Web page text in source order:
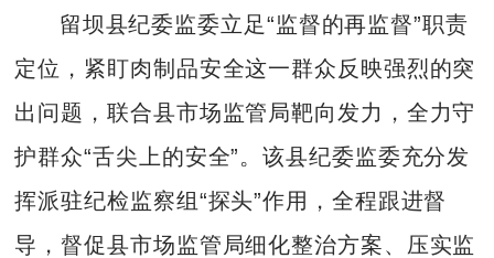
留坝县纪委监委立足“监督的再监督”职责
定位，紧盯肉制品安全这一群众反映强烈的突
出问题，联合县市场监管局靶向发力，全力守
护群众“舌尖上的安全”。该县纪委监委充分发
挥派驻纪检监察组“探头”作用，全程跟进督
导，督促县市场监管局细化整治方案、压实监